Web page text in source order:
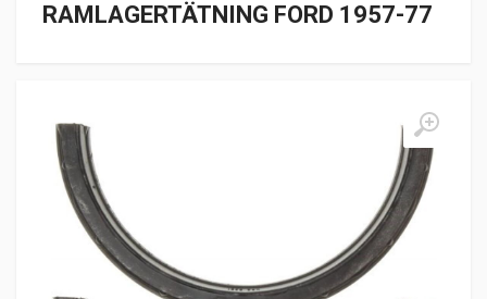
RAMLAGERTÄTNING FORD 1957-77